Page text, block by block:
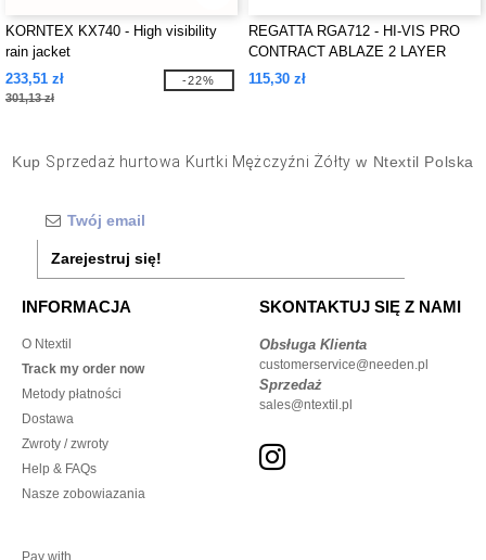
KORNTEX KX740 - High visibility
rain jacket
233,51 zł
301,13 zł
-22%
REGATTA RGA712 - HI-VIS PRO
CONTRACT ABLAZE 2 LAYER
SOFTSHELL JACKET (CLASS 3)
115,30 zł
Kup Sprzedaż hurtowa Kurtki Mężczyźni Żółty w Ntextil Polska
Zarejestruj się!
INFORMACJA
O Ntextil
Track my order now
Metody płatności
Dostawa
Zwroty / zwroty
Help & FAQs
Nasze zobowiazania
SKONTAKTUJ SIĘ Z NAMI
Obsługa Klienta
customerservice@needen.pl
Sprzedaż
sales@ntextil.pl
Pay with